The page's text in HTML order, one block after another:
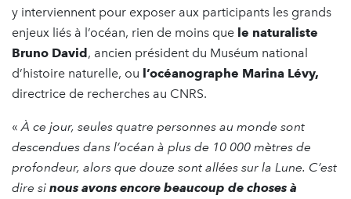
y interviennent pour exposer aux participants les grands
enjeux liés à l’océan, rien de moins que le naturaliste
Bruno David, ancien président du Muséum national
d’histoire naturelle, ou l’océanographe Marina Lévy,
directrice de recherches au CNRS.
« À ce jour, seules quatre personnes au monde sont
descendues dans l’océan à plus de 10 000 mètres de
profondeur, alors que douze sont allées sur la Lune. C’est
dire si nous avons encore beaucoup de choses à